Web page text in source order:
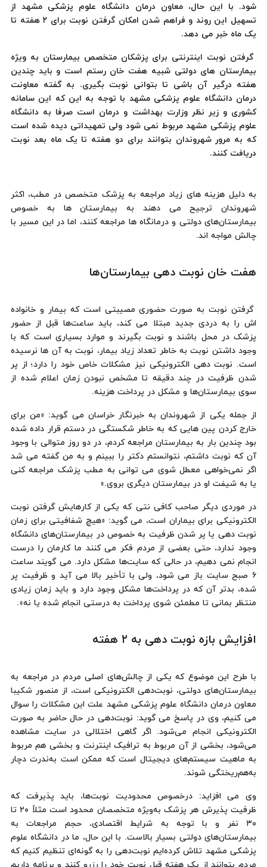
شود. با این حال، معاون درمان دانشگاه علوم پزشکی مشهد از
تسهیل این روند و فراهم شدن امکان گرفتن نوبت برای ۲ هفته تا
یک ماه خبر می دهد.
گرفتن نوبت اینترنتی برای پزشکان متخصص بیمارستان به ویژه
بیمارستان های دولتی شبیه هفت خان رستم است و باید چندین
هفته درگیر آن باشی تا بتوانی نوبت بگیری. به گفته معاونت
درمان دانشگاه علوم پزشکی مشهد با توجه به این که این سامانه
کشوری و زیر نظر وزارت بهداشت و درمان است صرفا به دانشگاه
علوم پزشکی مشهد مربوط نمی شود ولی تمهیداتی دیده شده است
که به مرور شهروندان بتوانند برای دو هفته تا یک ماه بعد نوبت
دریافت کنند.
به دلیل هزینه های زیاد مراجعه به پزشک متخصص در مطب، اکثر
شهروندان ترجیح می دهند به بیمارستان ها به خصوص
بیمارستان‌های دولتی و درمانگاه ها مراجعه کنند، اما در این مسیر با
چالش مواجه اند.
هفت خان نوبت دهی بیمارستان‌ها
گرفتن نوبت به صورت حضوری مصیبتی است که بیمار و خانواده
اش را به دردی جدید مبتلا می کند، باید ساعت‌ها قبل از حضور
پزشک در محل باشند و نوبت بگیرند و موارد بسیاری است که با
وجود داشتن نوبت به خاطر تعداد زیاد بیمار، نوبت به آن ها نرسیده
است. نوبت دهی الکترونیکی نیز مشکلات خاص خود را دارد؛ از پر
شدن ظرفیت در چند دقیقه تا مشخص نبودن زمان اعلام شده از
سوی بیمارستان‌ها و مشکل در پرداخت هزینه.
از جمله یکی از شهروندان به خبرنگار خراسان می گوید: «من برای
خارج کردن پین هایی که به خاطر شکستگی در دستم قرار داده شده
بود چندین بار به بیمارستان مراجعه کردم، در دو روز متوالی با وجود
آن که نوبت داشتم، نتوانستم دکتر را ببینم و به من گفته می شد
اگر نمی‌خواهی معطل شوی می توانی به مطب پزشک مراجعه کنی
یا به شیفت او در بیمارستان دیگری بروی.»
در موردی دیگر صاحب کافی نتی که یکی از کارهایش گرفتن نوبت
الکترونیکی برای بیماران است، می گوید: «هیچ شفافیتی برای زمان
نوبت دهی یا پر شدن ظرفیت به خصوص در بیمارستان‌های دانشگاه
وجود ندارد، حتی بعضی از مردم فکر می کنند ما کارمان را درست
انجام نمی دهیم، در حالی که سایت‌ها مشکل دارد. می گویند ساعت
۶ صبح سایت باز می شود، ولی با تأخیر بالا می آید و ظرفیت پر
شده، بدتر آن که در پرداخت‌ها مشکل وجود دارد و باید زمان زیادی
منتظر بمانی تا مطمئن شوی پرداخت به درستی انجام شده یا نه».
افزایش بازه نوبت دهی به ۲ هفته
با طرح این موضوع که یکی از چالش‌های اصلی مردم در مراجعه به
بیمارستان‌های دولتی، نوبت‌دهی الکترونیکی است، از منصور شکیبا
معاون درمان دانشگاه علوم پزشکی مشهد علت این مشکلات را سوال
می کنیم، وی در پاسخ می گوید: ​نوبت‌دهی در حال حاضر به صورت
الکترونیکی انجام می‌شود. اگر گاهی اختلالی در سایت مشاهده
می‌شود، بخشی از آن مربوط به ترافیک اینترنت و بخشی هم مربوط
به ماهیت سیستم‌های دیجیتال است که ممکن است به‌ندرت دچار
به‌هم‌ریختگی شوند.
وی می افزاید: درخصوص محدودیت نوبت‌ها، باید پذیرفت که
ظرفیت پذیرش هر پزشک به‌ویژه متخصصان محدود است مثلاً ۲۰ تا
۳۰ نفر و با توجه به شرایط اقتصادی، حجم مراجعات به
بیمارستان‌های دولتی بسیار بالاست. با این حال، ما در دانشگاه علوم
پزشکی مشهد تلاش کرده‌ایم نوبت‌دهی را به گونه‌ای تنظیم کنیم که